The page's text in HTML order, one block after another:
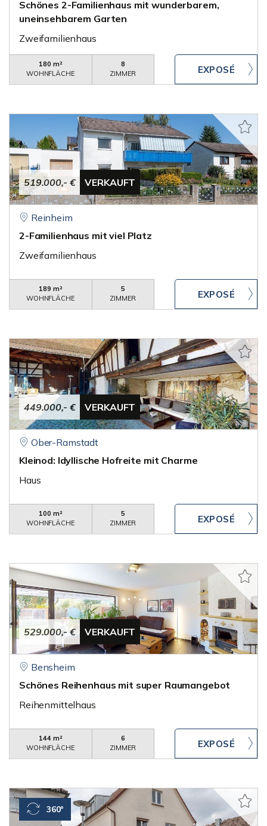
Schönes 2-Familienhaus mit wunderbarem,
uneinsehbarem Garten
Zweifamilienhaus
180 m²
WOHNFLÄCHE
8
ZIMMER
519.000,- € VERKAUFT
Reinheim
2-Familienhaus mit viel Platz
Zweifamilienhaus
189 m²
WOHNFLÄCHE
5
ZIMMER
449.000,- € VERKAUFT
Ober-Ramstadt
Kleinod: Idyllische Hofreite mit Charme
Haus
100 m²
WOHNFLÄCHE
5
ZIMMER
529.000,- € VERKAUFT
Bensheim
Schönes Reihenhaus mit super Raumangebot
Reihenmittelhaus
144 m²
WOHNFLÄCHE
6
ZIMMER
360°